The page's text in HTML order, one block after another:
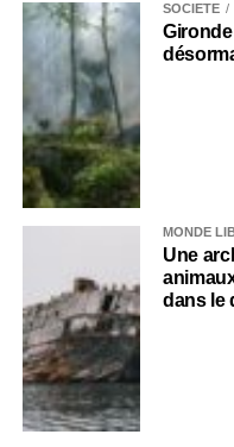
SOCIÉTÉ
MONDE
Une
dans le